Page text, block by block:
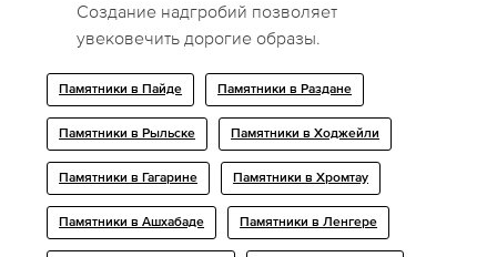
Создание надгробий позволяет
увековечить дорогие образы.
Памятники в Пайде Памятники в Раздане
Памятники в Рыльске Памятники в Ходжейли
Памятники в Гагарине Памятники в Хромтау
Памятники в Ашхабаде Памятники в Ленгере